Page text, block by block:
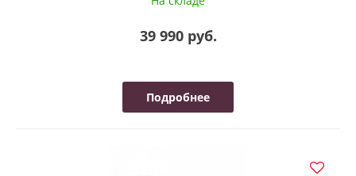
39 990 руб.
Подробнее